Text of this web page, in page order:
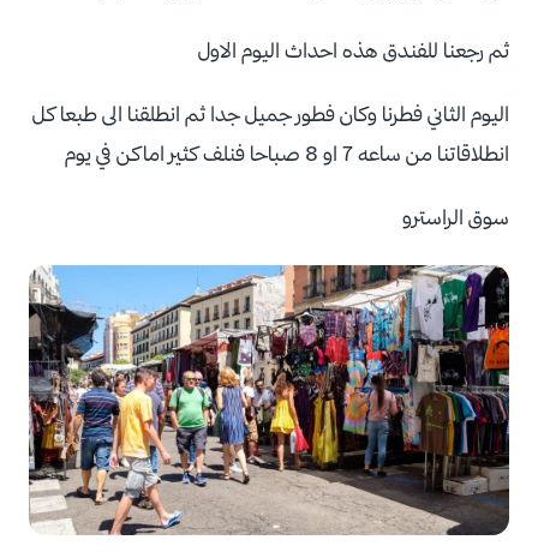
ثم رجعنا للفندق هذه احداث اليوم الاول
اليوم الثاني فطرنا وكان فطور جميل جدا ثم انطلقنا الى طبعا كل
انطلاقاتنا من ساعه 7 او 8 صباحا فنلف كثير اماكن في يوم
سوق الراسترو